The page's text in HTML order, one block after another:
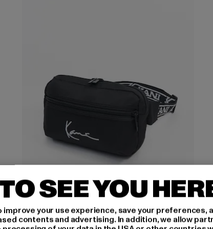
SEE YOU
your use experience, save your preferences,
contents and advertising. In addition, we allow